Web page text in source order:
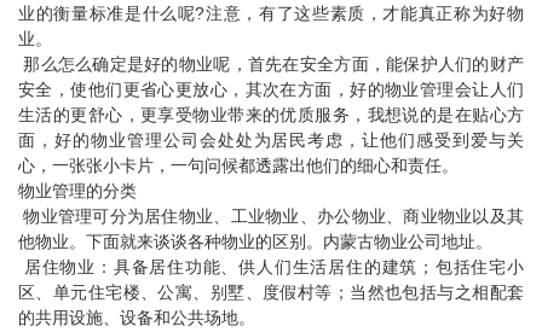
业的衡量标准是什么呢?注意，有了这些素质，才能真正称为好物
业。
那么怎么确定是好的物业呢，首先在安全方面，能保护人们的财产
安全，使他们更省心更放心，其次在方面，好的物业管理会让人们
生活的更舒心，更享受物业带来的优质服务，我想说的是在贴心方
面，好的物业管理公司会处处为居民考虑，让他们感受到爱与关
心，一张张小卡片，一句问候都透露出他们的细心和责任。
物业管理的分类
物业管理可分为居住物业、工业物业、办公物业、商业物业以及其
他物业。下面就来谈谈各种物业的区别。 内蒙古物业公司地址。
居住物业：具备居住功能、供人们生活居住的建筑；包括住宅小
区、单元住宅楼、公寓、别墅、度假村等；当然也包括与之相配套
的共用设施、设备和公共场地。